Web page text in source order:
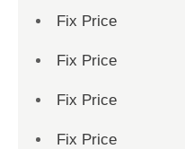
Fix Price
Fix Price
Fix Price
Fix Price